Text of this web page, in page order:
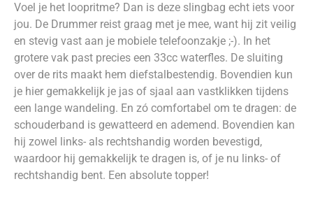
Voel je het loopritme? Dan is deze slingbag echt iets voor
jou. De Drummer reist graag met je mee, want hij zit veilig
en stevig vast aan je mobiele telefoonzakje ;-). In het
grotere vak past precies een 33cc waterfles. De sluiting
over de rits maakt hem diefstalbestendig. Bovendien kun
je hier gemakkelijk je jas of sjaal aan vastklikken tijdens
een lange wandeling. En zó comfortabel om te dragen: de
schouderband is gewatteerd en ademend. Bovendien kan
hij zowel links- als rechtshandig worden bevestigd,
waardoor hij gemakkelijk te dragen is, of je nu links- of
rechtshandig bent. Een absolute topper!